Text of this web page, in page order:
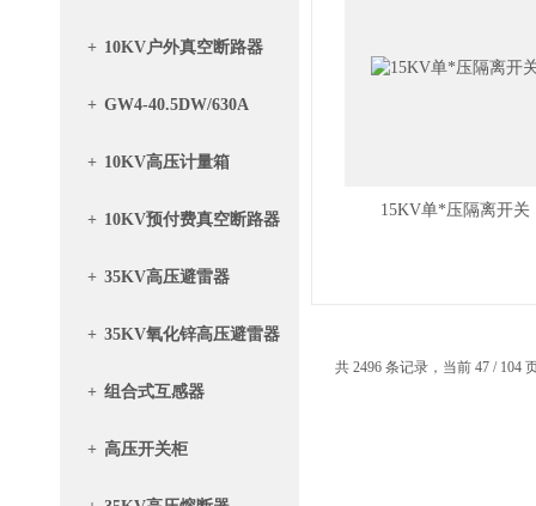
+ 10KV户外真空断路器
+ GW4-40.5DW/630A
+ 10KV高压计量箱
+ 10KV预付费真空断路器
带计量箱
+ 35KV高压避雷器
+ 35KV氧化锌高压避雷器
+ 组合式互感器
+ 高压开关柜
15KV单*压隔离开关
共 2496 条记录，当前 47 / 104